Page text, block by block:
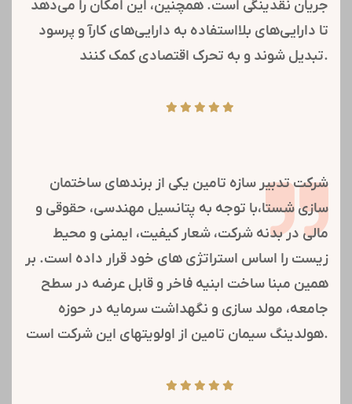
جریان نقدینگی است. همچنین، این امکان را می‌دهد
تا دارایی‌های بلااستفاده به دارایی‌های کارآ و پرسود
تبدیل شوند و به تحرک اقتصادی کمک کنند.
شرکت تدبیر سازه تامین یکی از برندهای ساختمان
سازی شستا،با توجه به پتانسیل مهندسی، حقوقی و
مالی در بدنه شرکت، شعار کیفیت، ایمنی و محیط
زیست را اساس استراتژی های خود قرار داده است. بر
همین مبنا ساخت ابنیه فاخر و قابل عرضه در سطح
جامعه، مولد سازی و نگهداشت سرمایه در حوزه
هولدینگ سیمان تامین از اولویتهای این شرکت است.